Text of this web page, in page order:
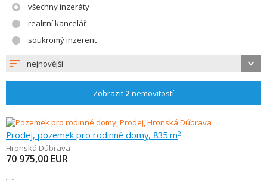
všechny inzeráty
realitní kancelář
soukromý inzerent
nejnovější
Zobrazit 2 nemovitostí
Prodej, pozemek pro rodinné domy, 835 m2
Hronská Dúbrava
70 975,00 EUR